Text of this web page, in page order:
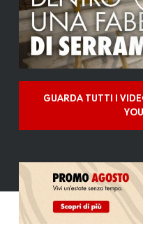
GUARDA TUTTI I